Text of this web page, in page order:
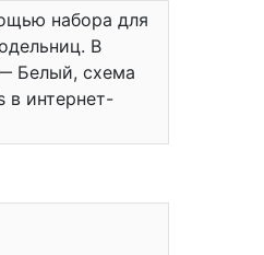
набора для
В
Белый, схема
в интернет-